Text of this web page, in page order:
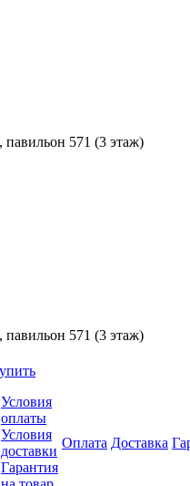
571 (3 этаж)
571 (3 этаж)
Условия
оплаты
Условия
доставки
Гарантия
Оплата Доставка